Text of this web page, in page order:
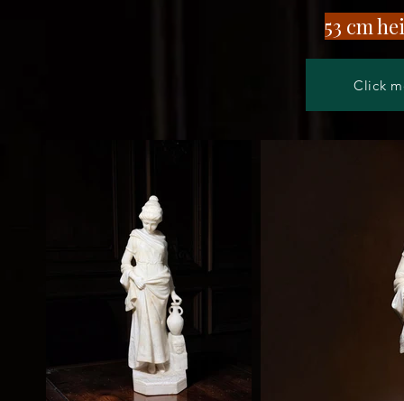
​53 cm
Click